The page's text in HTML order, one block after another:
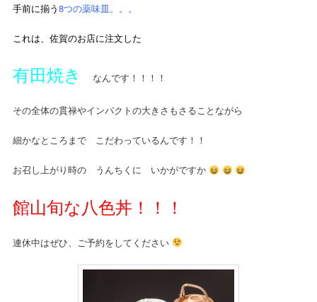
手前に揃う8つの薬味皿。。。
これは、佐賀のお店に注文した
有田焼き なんです！！！！
その全体の貫禄やインパクトの大きさもさることながら
細かなところまで こだわっているんです！！
お召し上がり時の うんちくに いかがですか
館山旬な八色丼！！！
連休中はぜひ、ご予約をしてください